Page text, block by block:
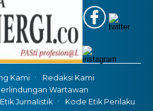
Kami
Redaksi Kami
Wartawan
Jurnalistik
Kode Etik Perilaku